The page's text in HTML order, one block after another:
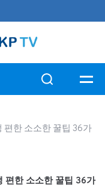
편한 소소한 꿀팁 36가
편한 소소한 꿀팁 36가